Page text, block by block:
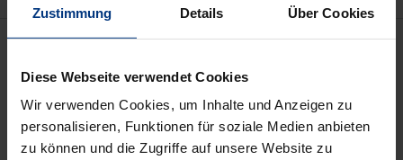
Zustimmung Details Über Cookies
Diese Webseite verwendet Cookies
Wir verwenden Cookies, um Inhalte und Anzeigen zu
personalisieren, Funktionen für soziale Medien anbieten
zu können und die Zugriffe auf unsere Website zu
Beschreibung
Johann Strauss: A Constitution for a Multilingual
Empire. Translations of the Kanun-i Esasi and Other
Official Texts into Minority Languages // Abdulhamit